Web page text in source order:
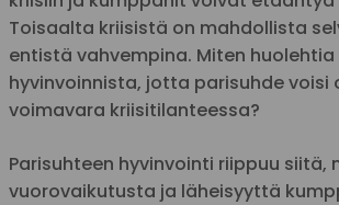
Toisaalta kriisistä on mahdollista
entistä vahvempina. Miten
hyvinvoinnista, jotta parisuhde voisi
voimavara kriisitilanteessa?
Parisuhteen hyvinvointi riippuu siitä,
vuorovaikutusta ja läheisyyttä